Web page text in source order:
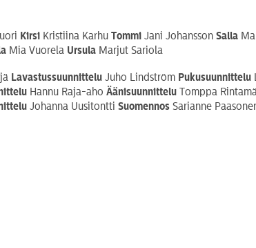
KirsiKristiina Karhu TommiJani Johansson Salla
Mia Vuorela UrsulaMarjut Sariola
LavastussuunnitteluJuho Lindström Pukusuunnittelu
Hannu Raja-aho ÄänisuunnitteluTomppa
Johanna Uusitontti SuomennosSarianne